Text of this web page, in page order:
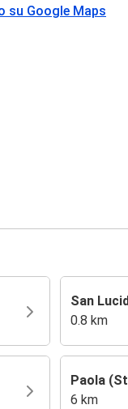
su Google Maps
San
0.8 km
Paola
6 km